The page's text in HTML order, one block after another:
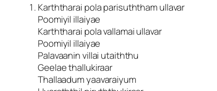
Karththarai pola parisuththam ullavar
Poomiyil illaiyae
Karththarai pola vallamai ullavar
Poomiyil illaiyae
Palavaanin villai utaiththu
Geelae thallukiraar
Thallaadum yaavaraiyum